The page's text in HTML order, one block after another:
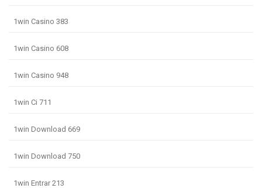
1win Casino 383
1win Casino 608
1win Casino 948
1win Ci 711
1win Download 669
1win Download 750
1win Entrar 213